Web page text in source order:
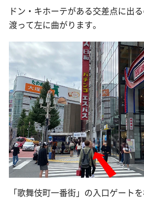
ドン・キホーテがある交差点に出
渡って左に曲がります。
「歌舞伎町一番街」の入口ゲート